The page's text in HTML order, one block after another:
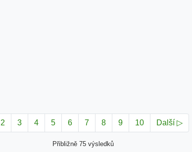
2 3 4 5 6 7 8 9 10 Další ▷
Přibližně 75 výsledků